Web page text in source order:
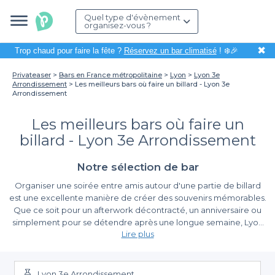
Quel type d'évènement
organisez-vous ?
Trop chaud pour faire la fête ? Réservez un bar climatisé! ❄️🎉 ✖
Privateaser Bars en France métropolitaine Lyon
Lyon 3e
Arrondissement
Les meilleurs bars où faire un billard - Lyon 3e
Arrondissement
Les meilleurs bars où faire un
billard - Lyon 3e Arrondissement
Notre sélection de bar
Organiser une soirée entre amis autour d'une partie de billard
est une excellente manière de créer des souvenirs mémorables.
Que ce soit pour un afterwork décontracté, un anniversaire ou
simplement pour se détendre après une longue semaine, Lyon
3e Arrondissement regorge de bars où l'ambiance conviviale se
novice ou expert, ces établissements vous accueillent pour une
expérience ludique et conviviale.
La simplicité de la réservation avec Privateaser
Lire plus